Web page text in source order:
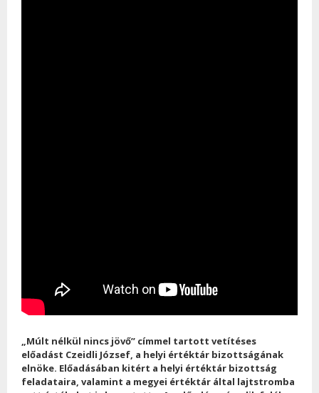
Múlt nélkül nincs jövő” címmel tartott vetítéses
előadást Czeidli József, a helyi értéktár bizottságának
elnöke. Előadásában kitért a helyi értéktár bizottság
feladataira, valamint a megyei értéktár által lajtstromba